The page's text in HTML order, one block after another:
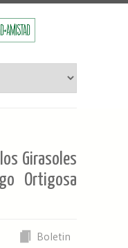
Girasoles
Ortigosa
Boletin